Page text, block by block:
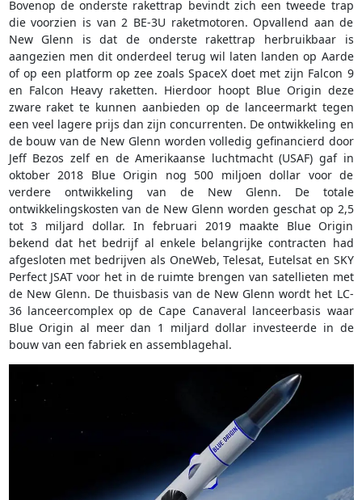
Bovenop de onderste rakettrap bevindt zich een tweede trap
die voorzien is van 2 BE-3U raketmotoren. Opvallend aan de
New Glenn is dat de onderste rakettrap herbruikbaar is
aangezien men dit onderdeel terug wil laten landen op Aarde
of op een platform op zee zoals SpaceX doet met zijn Falcon 9
en Falcon Heavy raketten. Hierdoor hoopt Blue Origin deze
zware raket te kunnen aanbieden op de lanceermarkt tegen
een veel lagere prijs dan zijn concurrenten. De ontwikkeling en
de bouw van de New Glenn worden volledig gefinancierd door
Jeff Bezos zelf en de Amerikaanse luchtmacht (USAF) gaf in
oktober 2018 Blue Origin nog 500 miljoen dollar voor de
verdere ontwikkeling van de New Glenn. De totale
ontwikkelingskosten van de New Glenn worden geschat op 2,5
tot 3 miljard dollar. In februari 2019 maakte Blue Origin
bekend dat het bedrijf al enkele belangrijke contracten had
afgesloten met bedrijven als OneWeb, Telesat, Eutelsat en SKY
Perfect JSAT voor het in de ruimte brengen van satellieten met
de New Glenn. De thuisbasis van de New Glenn wordt het LC-
36 lanceercomplex op de Cape Canaveral lanceerbasis waar
Blue Origin al meer dan 1 miljard dollar investeerde in de
bouw van een fabriek en assemblagehal.